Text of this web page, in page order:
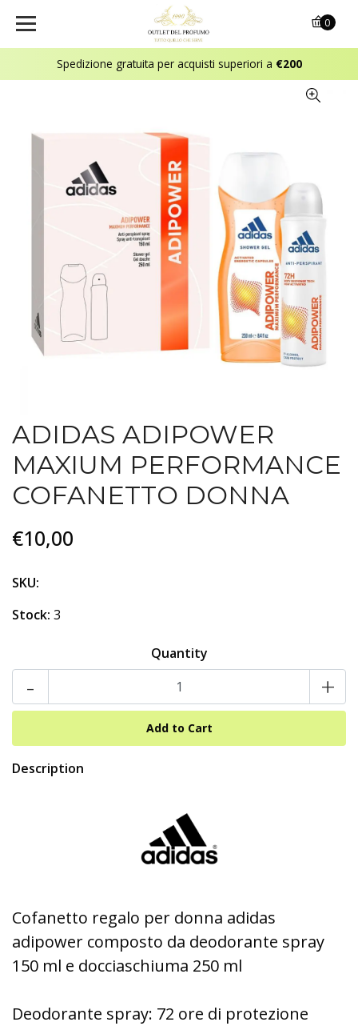
Spedizione gratuita per acquisti superiori a €200
0
ADIDAS ADIPOWER
MAXIUM PERFORMANCE
COFANETTO DONNA
€10,00
SKU:
Stock: 3
Quantity
- +
Description
Cofanetto regalo per donna adidas
adipower composto da deodorante spray
150 ml e docciaschiuma 250 ml
Deodorante spray: 72 ore di protezione